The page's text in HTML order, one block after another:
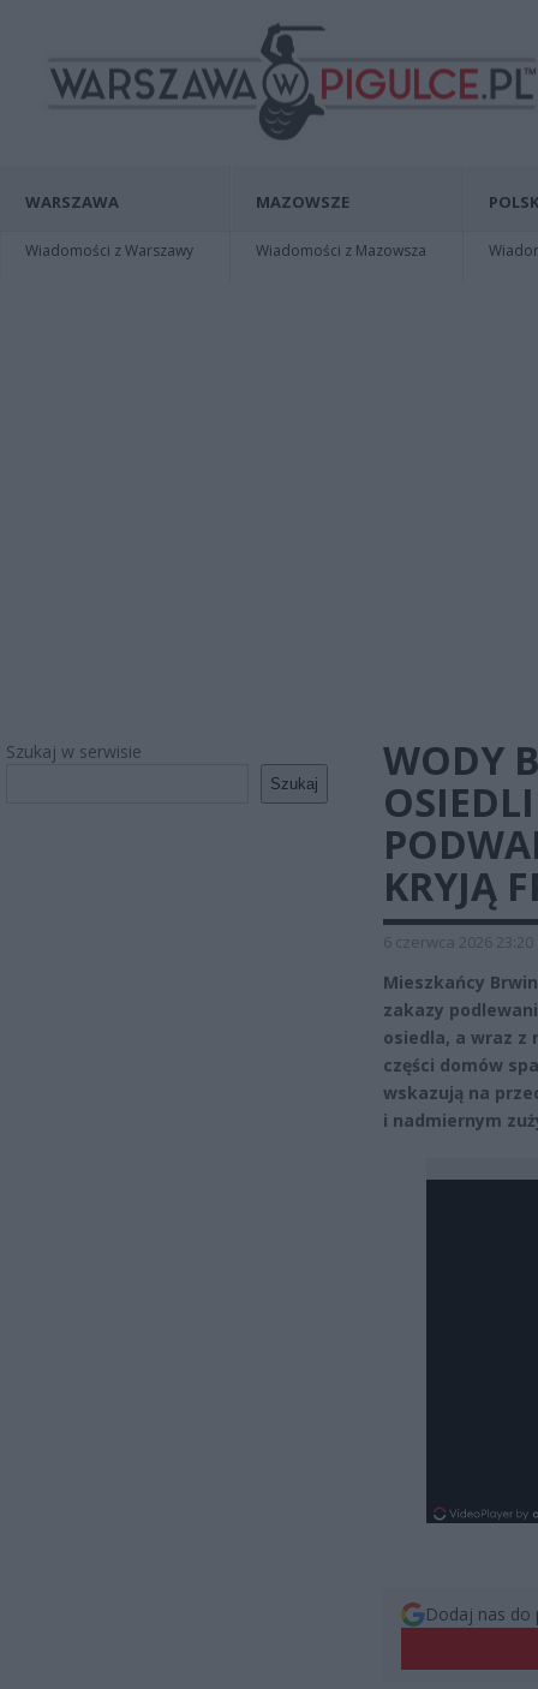
WARSZAWA
Wiadomości z Warszawy
MAZOWSZE
Wiadomości z Mazowsza
Szukaj w serwisie
Szukaj
WODY
KRYJĄ
6 czerwca 2026 23:20
Mieszkańcy
zakazy
osiedla, a wraz z
części domów
wskazują na
i nadmiernym
Dodaj nas do